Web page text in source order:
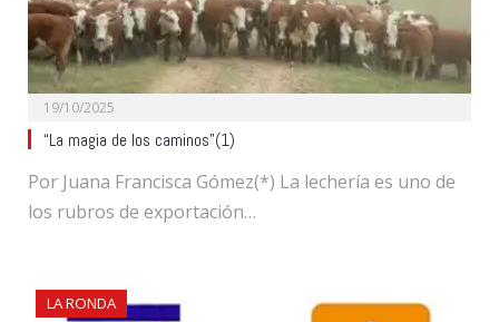
19/10/2025
“La magia de los caminos”(1)
Por Juana Francisca Gómez(*) La lechería es uno de
los rubros de exportación…
LA RONDA